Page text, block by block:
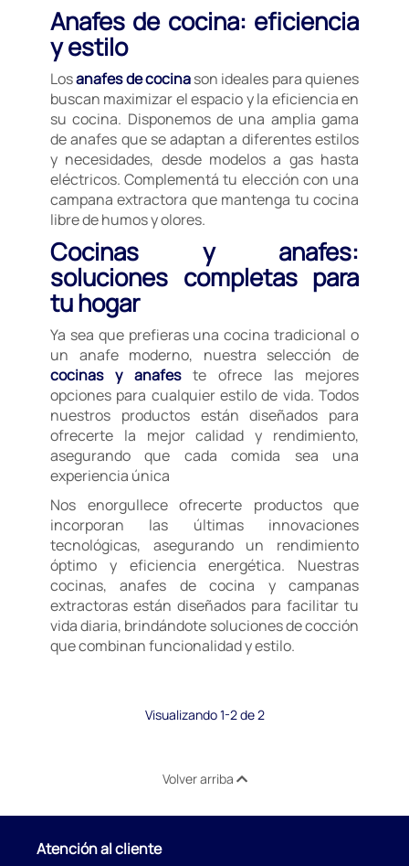
Anafes de cocina: eficiencia
y estilo
Losanafes de cocinason ideales para quienes
buscan maximizar el espacio y la eficiencia en
su cocina. Disponemos de una amplia gama
de anafes que se adaptan a diferentes estilos
y necesidades, desde modelos a gas hasta
eléctricos. Complementá tu elección con una
campana extractora que mantenga tu cocina
libre de humos y olores.
Cocinas y anafes:
soluciones completas para
tu hogar
Ya sea que prefieras una cocina tradicional o
un anafe moderno, nuestra selección de
cocinas y anafeste ofrece las mejores
opciones para cualquier estilo de vida. Todos
nuestros productos están diseñados para
ofrecerte la mejor calidad y rendimiento,
asegurando que cada comida sea una
experiencia única
Nos enorgullece ofrecerte productos que
incorporan las últimas innovaciones
tecnológicas, asegurando un rendimiento
óptimo y eficiencia energética. Nuestras
cocinas, anafes de cocina y campanas
extractoras están diseñados para facilitar tu
vida diaria, brindándote soluciones de cocción
que combinan funcionalidad y estilo.
Visualizando 1-2 de 2
Volver arriba
Atención al cliente